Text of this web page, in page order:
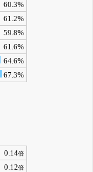
60.3%
61.2%
59.8%
61.6%
64.6%
67.3%
0.14倍
0.12倍